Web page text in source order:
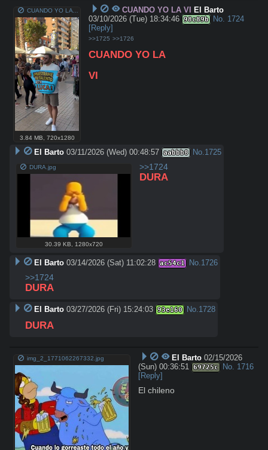
CUANDO YO LA VI.mp4
3.84 MB, 720x1280
CUANDO YO LA VI
El Barto
03/10/2026 (Tue) 18:34:46 98c89b No. 1724
[Reply]
>>1725 >>1726
CUANDO YO LA
VI
El Barto 03/11/2026 (Wed) 00:48:57 aabbb8 No. 1725
DURA.jpg
30.39 KB 1280x720
>>1724
DURA
El Barto 03/14/2026 (Sat) 11:02:28 ac54c1 No.1726
>>1724
DURA
El Barto 03/27/2026 (Fri) 15:24:03 93e160 No.1728
DURA
img_2_1771062267332.jpg El Barto 02/15/2026
(Sun) 00:36:51 69725c No. 1716
[Reply]
El chileno